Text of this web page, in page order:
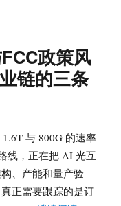
政策风
链的三条
与 800G 的速率
线，正在把 AI 光互
、产能和量产验
正需要跟踪的是订